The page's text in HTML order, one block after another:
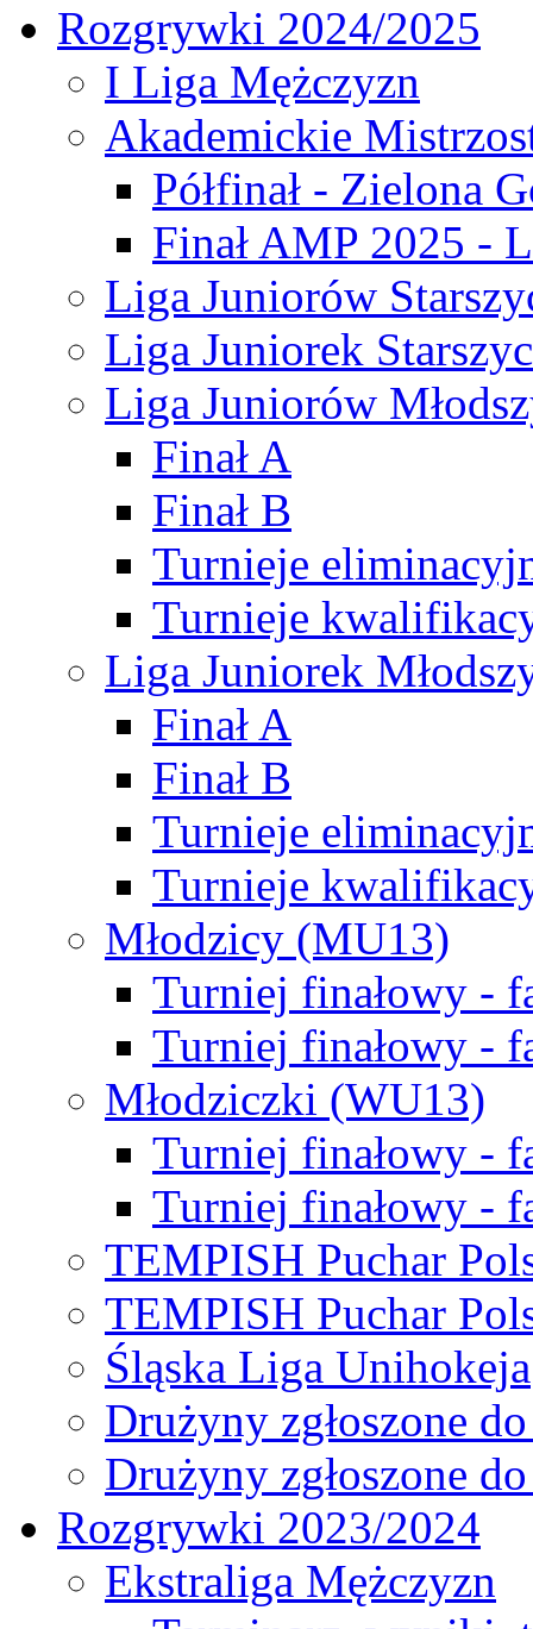
Rozgrywki 2024/2025
I Liga Mężczyzn
Akademickie
Półfinał - Zielona
Finał AMP 2025 -
Liga Juniorów
Liga Juniorek
Liga Juniorów
Finał A
Finał B
Turnieje
Turnieje
Liga Juniorek
Finał A
Finał B
Turnieje
Turnieje
Młodzicy (MU13)
Turniej finałowy -
Turniej finałowy -
Młodziczki (WU13)
Turniej finałowy -
Turniej finałowy -
TEMPISH Puchar
TEMPISH Puchar
Śląska Liga Unihokeja
Drużyny zgłoszone
Drużyny zgłoszone
Rozgrywki 2023/2024
Ekstraliga Mężczyzn